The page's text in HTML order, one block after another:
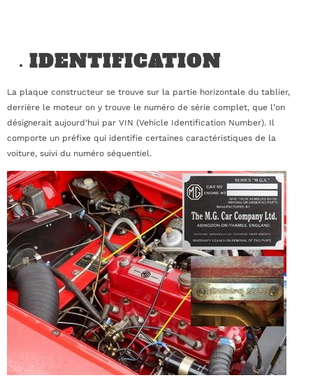
IDENTIFICATION
La plaque constructeur se trouve sur la partie horizontale du tablier,
derrière le moteur on y trouve le numéro de série complet, que l’on
désignerait aujourd’hui par VIN (Vehicle Identification Number). Il
comporte un préfixe qui identifie certaines caractéristiques de la
voiture, suivi du numéro séquentiel.